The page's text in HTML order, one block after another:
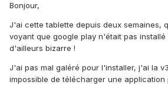
Bonjour,
J'ai cette tablette depuis deux semaines,
voyant que google play n'était pas
d'ailleurs bizarre !
J'ai pas mal galéré pour l'installer, j'ai la
impossible de télécharger une application